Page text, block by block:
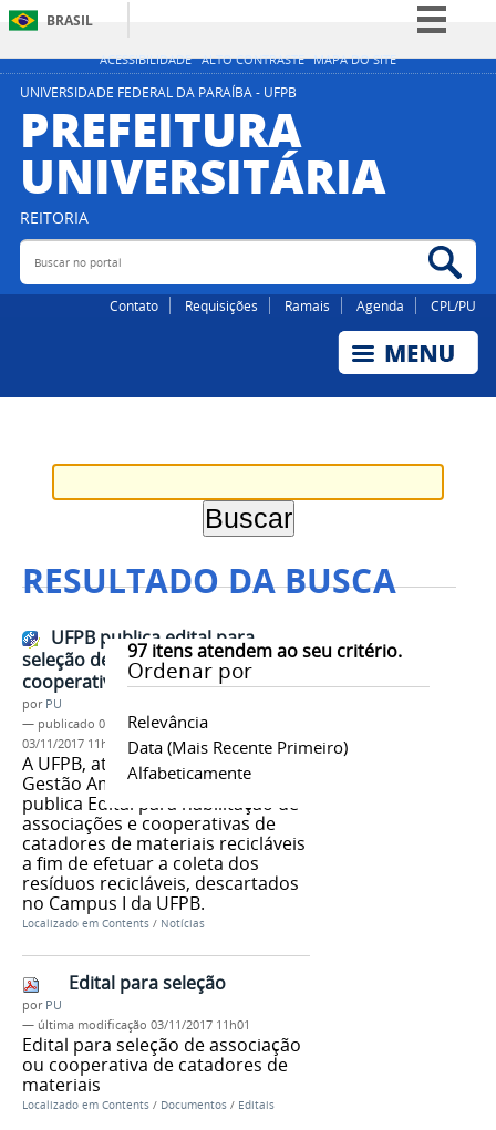
ACESSIBILIDADE ALTO CONTRASTE MAPA DO SITE
BRASIL
Simplifique!
Acesso à informação
Legislação
UNIVERSIDADE FEDERAL DA PARAÍBA - UFPB
PREFEITURA
UNIVERSITÁRIA
REITORIA
Buscar no portal
Contato Requisições Ramais Agenda CPL/PU
RESULTADO DA BUSCA
97itens atendem ao seu critério.
Ordenar por
Relevância
Data (mais Recente Primeiro)
Alfabeticamente
UFPB publica edital para
seleção de associação ou
cooperativa de catadores
por PU
— publicado 03/11/2017—última modificação
03/11/2017 11h04
A UFPB, através da Comissão de
Gestão Ambiental – CGA-UFPB,
publica Edital para habilitação de
associações e cooperativas de
catadores de materiais recicláveis
a fim de efetuar a coleta dos
resíduos recicláveis, descartados
no Campus I da UFPB.
Localizado em Contents / Notícias
Edital para seleção
por PU
— última modificação 03/11/2017 11h01
Edital para seleção de associação
ou cooperativa de catadores de
materiais
Localizado em Contents / Documentos / Editais